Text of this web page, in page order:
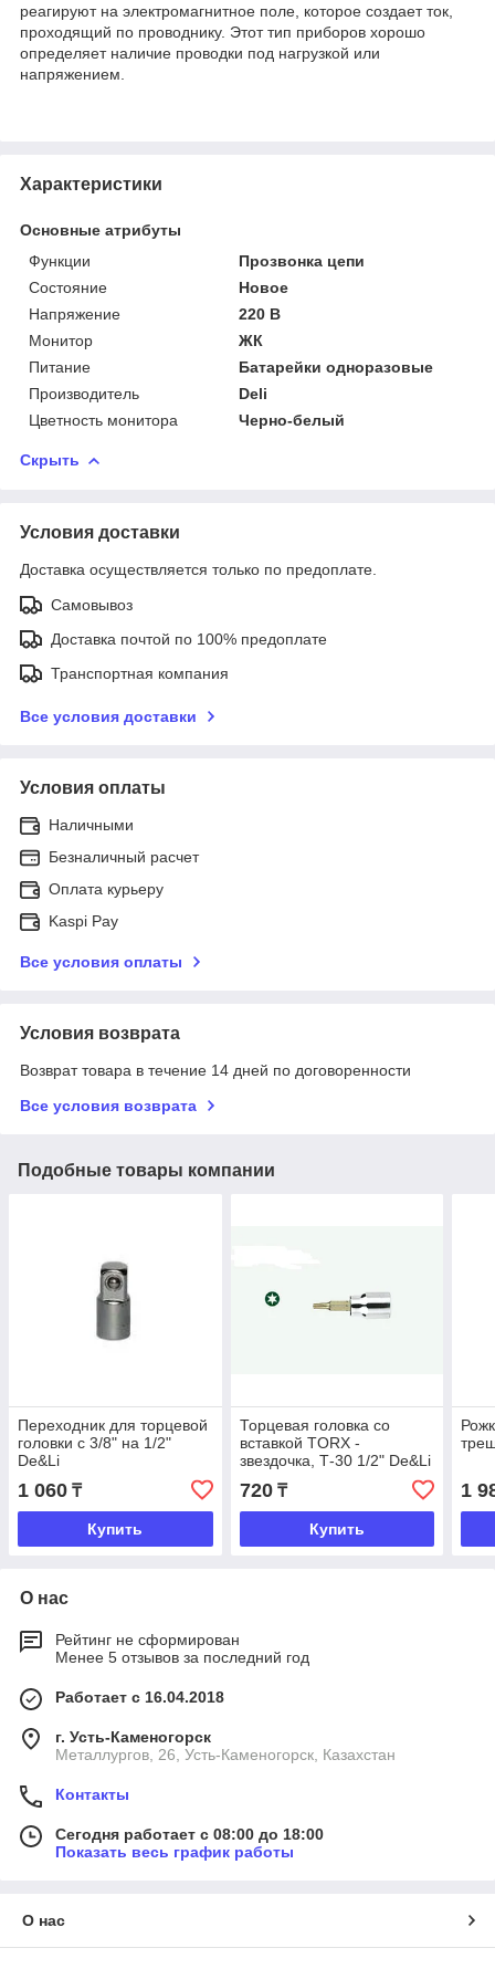
реагируют на электромагнитное поле, которое создает ток,
проходящий по проводнику. Этот тип приборов хорошо
определяет наличие проводки под нагрузкой или
напряжением.
Характеристики
Основные атрибуты
Функции
Прозвонка цепи
Состояние
Новое
Напряжение
220 В
Монитор
ЖК
Питание
Батарейки одноразовые
Производитель
Deli
Цветность монитора
Черно-белый
Скрыть
Условия доставки
Доставка осуществляется только по предоплате.
Самовывоз
Доставка почтой по 100% предоплате
Транспортная компания
Все условия доставки
Условия оплаты
Наличными
Безналичный расчет
Оплата курьеру
Kaspi Pay
Все условия оплаты
Условия возврата
Возврат товара в течение 14 дней по договоренности
Все условия возврата
Подобные товары компании
Переходник для торцевой
головки с 3/8" на 1/2"
De&Li
1 060 ₸
Купить
Торцевая головка со
вставкой TORX -
звездочка, Т-30 1/2" De&Li
720₸
Купить
1
О нас
Рейтинг не сформирован
Менее 5 отзывов за последний год
Работает с 16.04.2018
г. Усть-Каменогорск
Металлургов, 26, Усть-Каменогорск, Казахстан
Контакты
Сегодня работает с 08:00 до 18:00
Показать весь график работы
О нас